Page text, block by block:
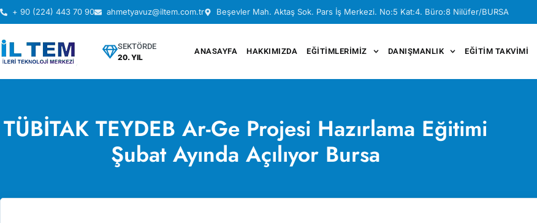
+ 90 (224) 443 70 90 ahmetyavuz@iltem.com.tr Beşevler Mah. Aktaş Sok. Pars İş Merkezi. No:5 Kat:4. Büro:8 Nilüfer/BURSA
SEKTÖRDE
20. YIL
ANASAYFA HAKKIMIZDA EĞITIMLERIMIZ DANIŞMANLIK EĞITIM TAKVIMI
TÜBİTAK TEYDEB Ar-Ge Projesi Hazırlama Eğitimi
Şubat Ayında Açılıyor Bursa